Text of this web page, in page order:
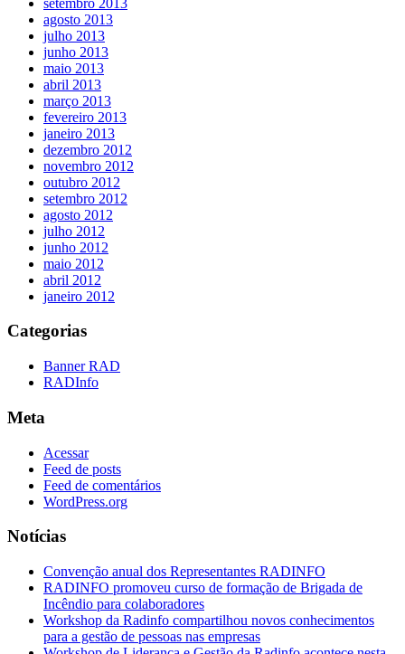
agosto 2013
julho 2013
junho 2013
maio 2013
abril 2013
março 2013
fevereiro 2013
janeiro 2013
dezembro 2012
novembro 2012
outubro 2012
setembro 2012
agosto 2012
julho 2012
junho 2012
maio 2012
abril 2012
janeiro 2012
Categorias
Banner RAD
RADInfo
Meta
Acessar
Feed de posts
Feed de comentários
WordPress.org
Notícias
Convenção anual dos Representantes RADINFO
RADINFO promoveu curso de formação de Brigada de
Incêndio para colaboradores
Workshop da Radinfo compartilhou novos conhecimentos
para a gestão de pessoas nas empresas